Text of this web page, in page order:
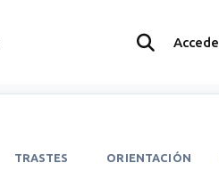
Accede
TRASTES ORIENTACIÓN